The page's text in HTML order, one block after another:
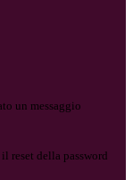
un messaggio
reset della password